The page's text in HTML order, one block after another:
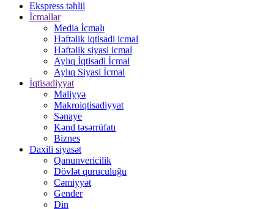
Ekspress təhlil
İcmallar
Media İcmalı
Həftəlik iqtisadi icmal
Həftəlik siyasi icmal
Aylıq İqtisadi İcmal
Aylıq Siyasi İcmal
İqtisadiyyat
Maliyyə
Makroiqtisadiyyat
Sənaye
Kənd təsərrüfatı
Biznes
Daxili siyasət
Qanunvericilik
Dövlət quruculuğu
Cəmiyyət
Gender
Din